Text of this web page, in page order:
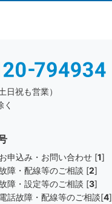
祝も営業）
申込み・お問い合わせ [1]
障・配線等のご相談 [2]
障・設定等のご相談 [3]
話故障・配線等のご相談[4]